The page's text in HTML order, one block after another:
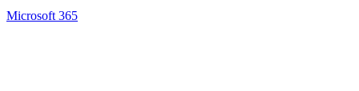
Microsoft 365